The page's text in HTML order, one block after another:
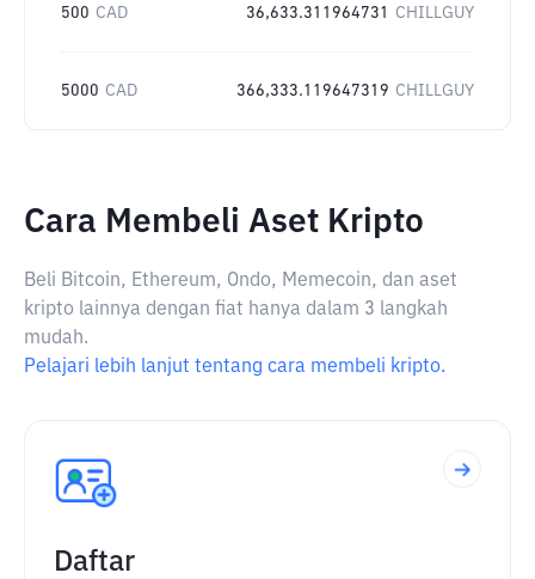
500 CAD 36,633.311964731 CHILLGUY
5000 CAD 366,333.119647319 CHILLGUY
Cara Membeli Aset Kripto
Beli Bitcoin, Ethereum, Ondo, Memecoin, dan aset
kripto lainnya dengan fiat hanya dalam 3 langkah
mudah.
Pelajari lebih lanjut tentang cara membeli kripto.
Daftar